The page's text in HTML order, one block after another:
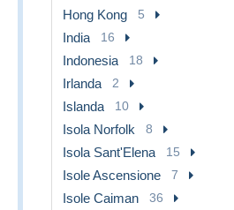
Hong Kong 5
India 16
Indonesia 18
Irlanda 2
Islanda 10
Isola Norfolk 8
Isola Sant'Elena 15
Isole Ascensione 7
Isole Caiman 36